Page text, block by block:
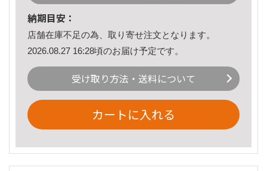
納期目安：
店舗在庫不足の為、取り寄せ注文となります。
2026.08.27 16:28頃のお届け予定です。
受け取り方法・送料について
カートに入れる